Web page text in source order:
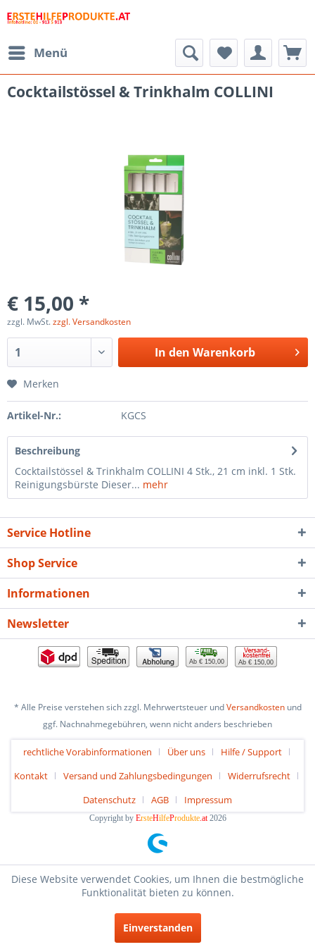
Menü
Cocktailstössel & Trinkhalm COLLINI
€ 15,00 *
zzgl. MwSt.zzgl. Versandkosten
In den Warenkorb
Merken
Artikel-Nr.: KGCS
Beschreibung
Cocktailstössel & Trinkhalm COLLINI 4 Stk., 21 cm inkl. 1 Stk.
Reinigungsbürste Dieser... mehr
Service Hotline
Shop Service
Informationen
Newsletter
Ab € 150,00 Ab € 150,00
* Alle Preise verstehen sich zzgl. Mehrwertsteuer undVersandkostenund
ggf. Nachnahmegebühren, wenn nicht anders beschrieben
rechtliche Vorabinformationen Über uns
Hilfe / Support
Kontakt
Versand und Zahlungsbedingungen
Widerrufsrecht
Datenschutz
AGB Impressum
Copyright by ErsteHilfeProdukte.at2026
Diese Website verwendet Cookies, um Ihnen die bestmögliche
Funktionalität bieten zu können.
Einverstanden